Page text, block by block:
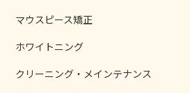
マウスピース矯正
ホワイトニング
クリーニング・メインテナンス